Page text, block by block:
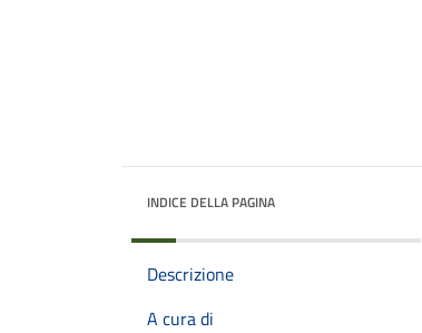
INDICE DELLA PAGINA
Descrizione
A cura di